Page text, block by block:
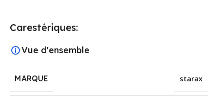
Carestériques:
Vue d'ensemble
MARQUE starax